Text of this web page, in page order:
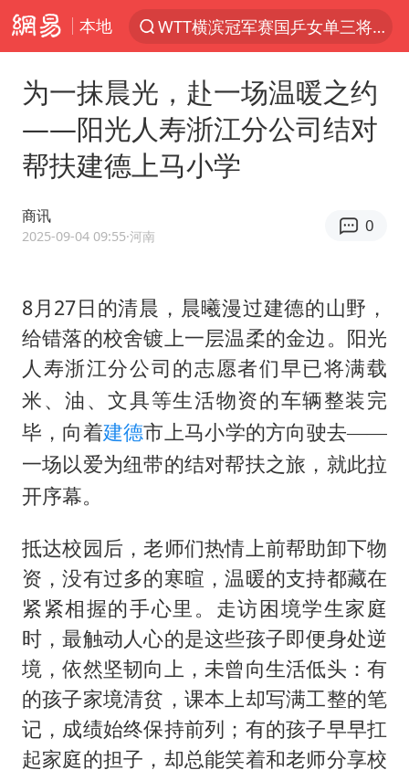
本地
WTT横滨冠军赛国乒女单三将晋级四强
陈思诚零点晒照为佟丽娅庆生
马克·艾伦退出斯诺克中国公开赛
情侣在平潭拍日出时坠崖致一死一伤
杭州全市有序停课
上四休三，但降薪1000元，你接受吗？
泰国初中生饮弹自尽前开了26枪
全民健身事业高质量发展
几元成本的AI广告导致千万市值蒸发
老挝国会主席赛宋蓬逝世
茅台部分直营店飞天茅台提价
乐享全民健身 共筑健康中国
为一抹晨光，赴一场温暖之约
——阳光人寿浙江分公司结对
帮扶建德上马小学
商讯
2025-09-04 09:55·河南
0
8月27日的清晨，晨曦漫过建德的山野，
给错落的校舍镀上一层温柔的金边。阳光
人寿浙江分公司的志愿者们早已将满载
米、油、文具等生活物资的车辆整装完
毕，向着建德市上马小学的方向驶去——
一场以爱为纽带的结对帮扶之旅，就此拉
开序幕。
抵达校园后，老师们热情上前帮助卸下物
资，没有过多的寒暄，温暖的支持都藏在
紧紧相握的手心里。走访困境学生家庭
时，最触动人心的是这些孩子即便身处逆
境，依然坚韧向上，未曾向生活低头：有
的孩子家境清贫，课本上却写满工整的笔
记，成绩始终保持前列；有的孩子早早扛
起家庭的担子，却总能笑着和老师分享校